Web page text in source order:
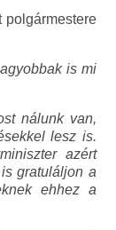
polgármestere
is mi
nálunk van,
lesz is.
azért
gratuláljon a
ehhez a